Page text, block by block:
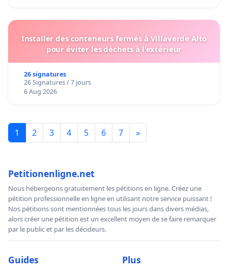
Installer des conteneurs fermés à Villaverde Alto
pour éviter les déchets à l'extérieur
26 signatures
26 Signatures / 7 jours
6 Aug 2026
1 2 3 4 5 6 7 »
Petitionenligne.net
Nous hébergeons gratuitement les pétitions en ligne. Créez une
pétition professionnelle en ligne en utilisant notre service puissant !
Nos pétitions sont mentionnées tous les jours dans divers médias,
alors créer une pétition est un excellent moyen de se faire remarquer
par le public et par les décideurs.
Guides Plus